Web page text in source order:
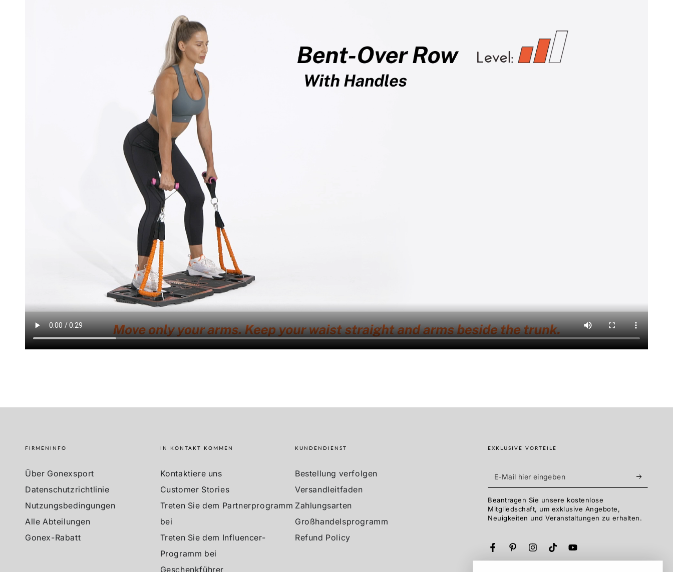
FIRMENINFO
Über Gonexsport
Datenschutzrichtlinie
Nutzungsbedingungen
Alle Abteilungen
Gonex-Rabatt
IN KONTAKT KOMMEN
Kontaktiere uns
Customer Stories
Treten Sie dem Partnerprogramm
bei
Treten Sie dem Influencer-
Programm bei
Geschenkführer
KUNDENDIENST
Bestellung verfolgen
Versandleitfaden
Zahlungsarten
Großhandelsprogramm
Refund Policy
EXKLUSIVE VORTEILE
E-
Mail
hier
eingeben
Beantragen Sie unsere kostenlose
Mitgliedschaft, um exklusive Angebote,
Neuigkeiten und Veranstaltungen zu erhalten.
FacebookPinterestInstagramTikTokYouTube